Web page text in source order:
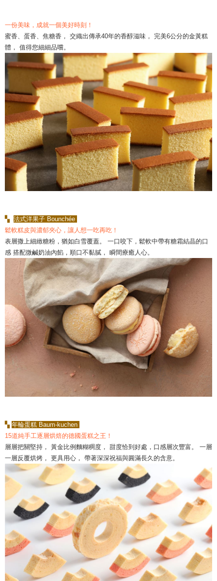
一份美味，成就一個美好時刻！
蜜香、蛋香、焦糖香， 交織出傳承40年的香醇滋味， 完美6公分的金黃糕
體， 值得您細細品嚐。
▚ 法式洋果子 Bounchée
鬆軟糕皮與濃郁夾心，讓人想一吃再吃！
表層撒上細緻糖粉，猶如白雪覆蓋。 一口咬下，鬆軟中帶有糖霜結晶的口
感 搭配微鹹奶油內餡，順口不黏膩， 瞬間療癒人心。
▚ 年輪蛋糕 Baum-kuchen
15道純手工逐層烘焙的德國蛋糕之王！
層層把關堅持， 黃金比例麵糊稠度， 甜度恰到好處，口感層次豐富。 一層
一層反覆烘烤， 更具用心， 帶著深深祝福與圓滿長久的含意。